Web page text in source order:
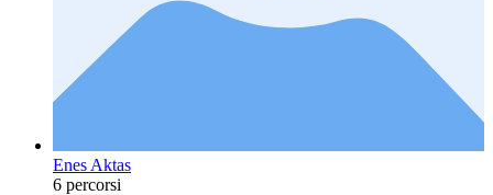
Enes Aktas
6 percorsi